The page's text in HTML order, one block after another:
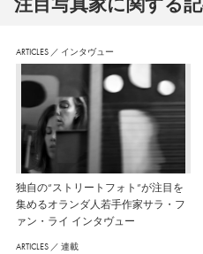
ARTICLES ／ インタヴュー
独自の“ストリートフォト”が注目を
集めるオランダ人若手作家サラ・フ
ァン・ライ インタヴュー
ARTICLES ／ 連載